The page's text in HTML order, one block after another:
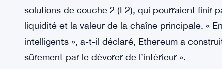
solutions de couche 2 (L2), qui pourraient finir
liquidité et la valeur de la chaîne principale. «
intelligents », a-t-il déclaré, Ethereum a
sûrement par le dévorer de l’intérieur ».